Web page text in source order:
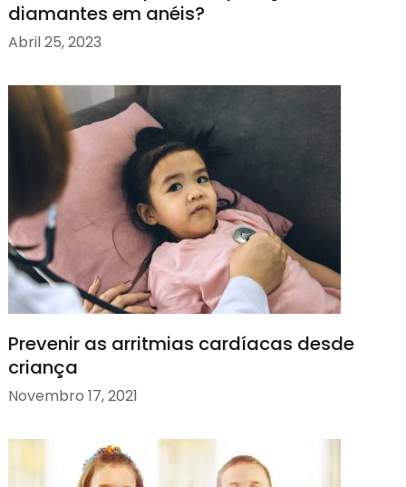
diamantes em anéis?
Abril 25, 2023
Prevenir as arritmias cardíacas desde
criança
Novembro 17, 2021